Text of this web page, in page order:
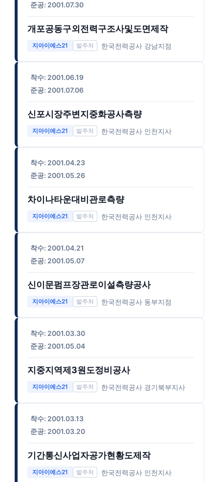
준공: 2001.07.30
개포공동구외전력구조사및도면제작
지아이에스21 한국전력공사 강남지점
착수: 2001.06.19
준공: 2001.07.06
신포시장주변지중화공사측량
지아이에스21 한국전력공사 인천지사
착수: 2001.04.23
준공: 2001.05.26
차이나타운대비관로측량
지아이에스21 한국전력공사 인천지사
착수: 2001.04.21
준공: 2001.05.07
신이문펌프장관로이설측량공사
지아이에스21 한국전력공사 동부지점
착수: 2001.03.30
준공: 2001.05.04
지중지역제3원도정비공사
지아이에스21 한국전력공사 경기북부지사
착수: 2001.03.13
준공: 2001.03.20
기간통신사업자공가현황도제작
지아이에스21 한국전력공사 인천지사